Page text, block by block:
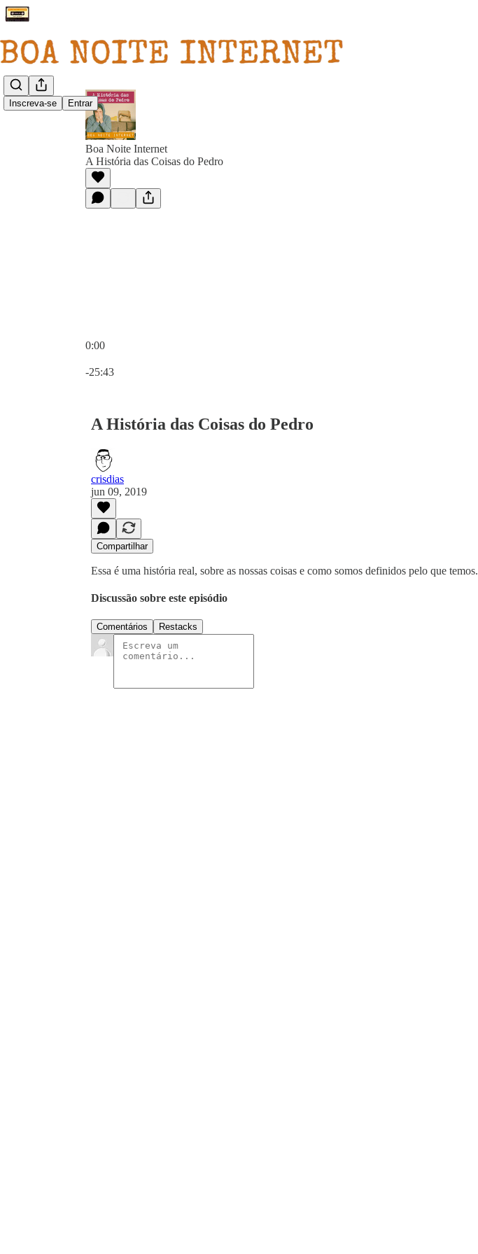
Inscreva-se Entrar
Boa Noite Internet
A História das Coisas do Pedro
0:00
-25:43
A História das Coisas do Pedro
crisdias
jun 09, 2019
Compartilhar
Essa é uma história real, sobre as nossas coisas e como somos definidos pelo que temos.
Discussão sobre este episódio
Comentários Restacks